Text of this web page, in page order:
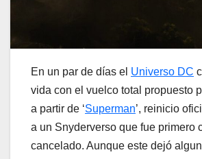
En un par de días el Universo DC
vida con el vuelco total propuesto
a partir de ‘Superman’, reinicio
a un Snyderverso que fue primero
cancelado. Aunque este dejó